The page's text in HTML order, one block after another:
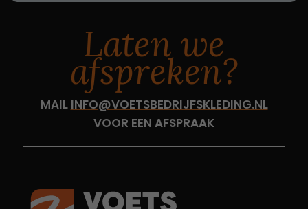
Laten we
afspreken?
MAIL INFO@VOETSBEDRIJFSKLEDING.NL
VOOR EEN AFSPRAAK